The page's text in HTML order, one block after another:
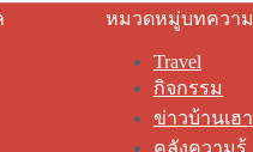
หมวดหมู่บทความ
Travel
กิจกรรม
ข่าวบ้านเฮา